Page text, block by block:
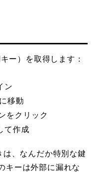
ー）を取得します：
ン
移動
をクリック
て作成
は、なんだか特別な鍵
キーは外部に漏れな